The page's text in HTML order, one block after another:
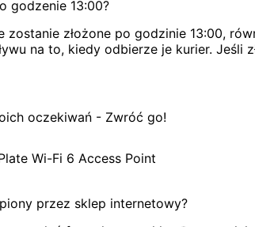
godzenie 13:00?
zostanie złożone po godzinie 13:00,
na to, kiedy odbierze je kurier. Jeśli
oczekiwań - Zwróć go!
Wi-Fi 6 Access Point
przez sklep internetowy?